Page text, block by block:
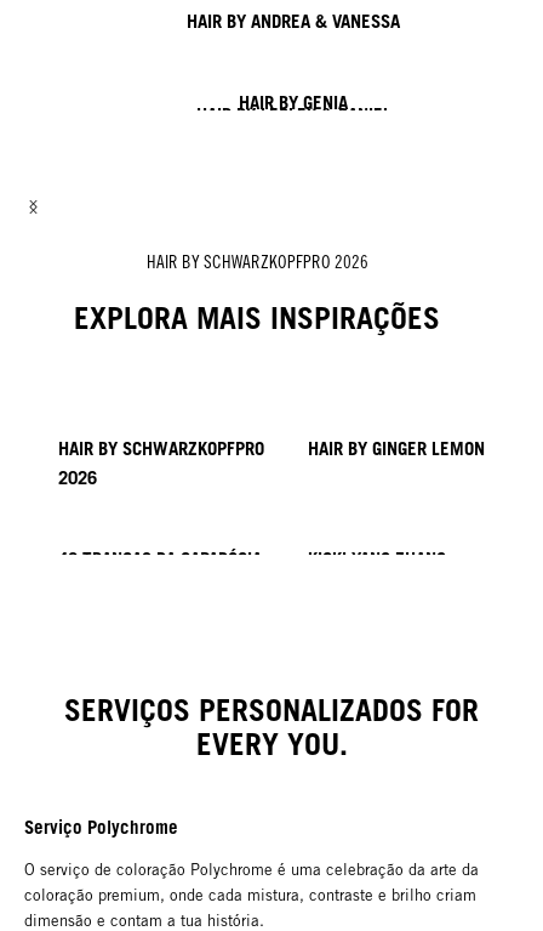
HAIR BY ANDREA & VANESSA
HAIR BY GENIA
HAIR BY LESLEY & DANIEL
HAIR BY SCHWARZKOPFPRO 2026
EXPLORA MAIS INSPIRAÇÕES
HAIR BY SCHWARZKOPFPRO
2026
HAIR BY GINGER LEMON
40 TRANÇAS DA CAPADÓCIA KICKI YANG ZHANG
SERVIÇOS PERSONALIZADOS FOR
EVERY YOU.
Serviço Polychrome
O serviço de coloração Polychrome é uma celebração da arte da
coloração premium, onde cada mistura, contraste e brilho criam
dimensão e contam a tua história.